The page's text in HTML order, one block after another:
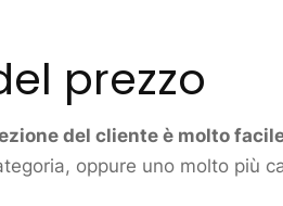
prezzo
del cliente è molto
oppure uno molto più